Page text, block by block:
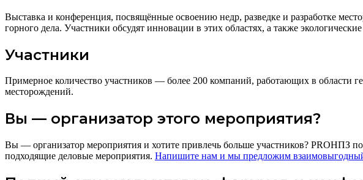
Выставка и конференция, посвящённые освоению недр, разведке и разработке
горного дела. Участники обсудят инновации в этих областях, а также
Участники
Примерное количество участников — более 200 компаний, работающих в области
месторождений.
Вы — организатор этого мероприятия?
Вы — организатор мероприятия и хотите привлечь больше участников? PROНПЗ
подходящие деловые мероприятия. Напишите нам и мы предложим